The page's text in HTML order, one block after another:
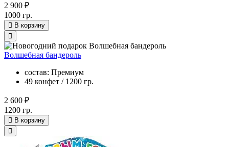
2 900 ₽
1000 гр.
В корзину
Волшебная бандероль
состав: Премиум
49 конфет / 1200 гр.
2 600 ₽
1200 гр.
В корзину